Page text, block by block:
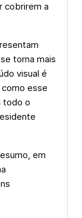
cobrirem a
torna mais
visual é
esse
todo o
em